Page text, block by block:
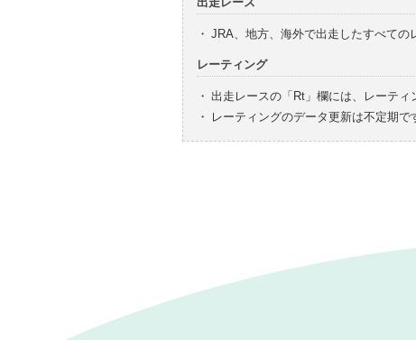
・ JRA、地方、海外で出走したすべての
レーティング
・ 出走レースの「Rt」欄には、レーティ
・
レーティングのデータ更新は不定期で